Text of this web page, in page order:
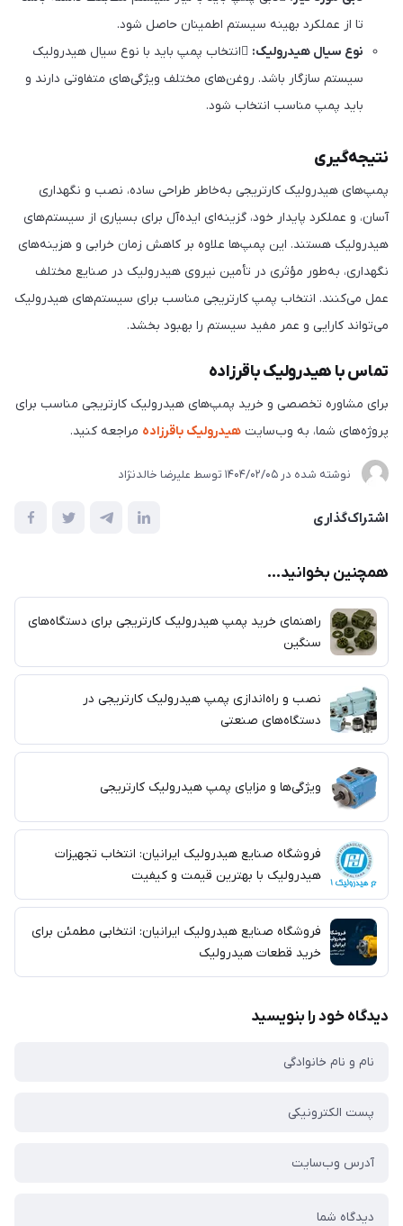
تا از عملکرد بهینه سیستم اطمینان حاصل شود.
نوع سیال هیدرولیک:
انتخاب پمپ باید با نوع سیال هیدرولیک
سیستم سازگار باشد. روغن‌های مختلف ویژگی‌های متفاوتی دارند و
باید پمپ مناسب انتخاب شود.
نتیجه‌گیری
پمپ‌های هیدرولیک کارتریجی به‌خاطر طراحی ساده، نصب و نگهداری
آسان، و عملکرد پایدار خود، گزینه‌ای ایده‌آل برای بسیاری از سیستم‌های
هیدرولیک هستند. این پمپ‌ها علاوه بر کاهش زمان خرابی و هزینه‌های
نگهداری، به‌طور مؤثری در تأمین نیروی هیدرولیک در صنایع مختلف
عمل می‌کنند. انتخاب پمپ کارتریجی مناسب برای سیستم‌های هیدرولیک
می‌تواند کارایی و عمر مفید سیستم را بهبود بخشد.
تماس با هیدرولیک باقرزاده
برای مشاوره تخصصی و خرید پمپ‌های هیدرولیک کارتریجی مناسب برای
پروژه‌های شما، به وب‌سایت هیدرولیک باقرزاده مراجعه کنید.
نوشته شده در 1404/02/05 توسط علیرضا خالدنژاد
اشتراک‌گذاری
همچنین بخوانید...
راهنمای خرید پمپ هیدرولیک کارتریجی برای دستگاه‌های
سنگین
نصب و راه‌اندازی پمپ هیدرولیک کارتریجی در
دستگاه‌های صنعتی
ویژگی‌ها و مزایای پمپ هیدرولیک کارتریجی
فروشگاه صنایع هیدرولیک ایرانیان: انتخاب تجهیزات
هیدرولیک با بهترین قیمت و کیفیت
فروشگاه صنایع هیدرولیک ایرانیان: انتخابی مطمئن برای
خرید قطعات هیدرولیک
دیدگاه خود را بنویسید